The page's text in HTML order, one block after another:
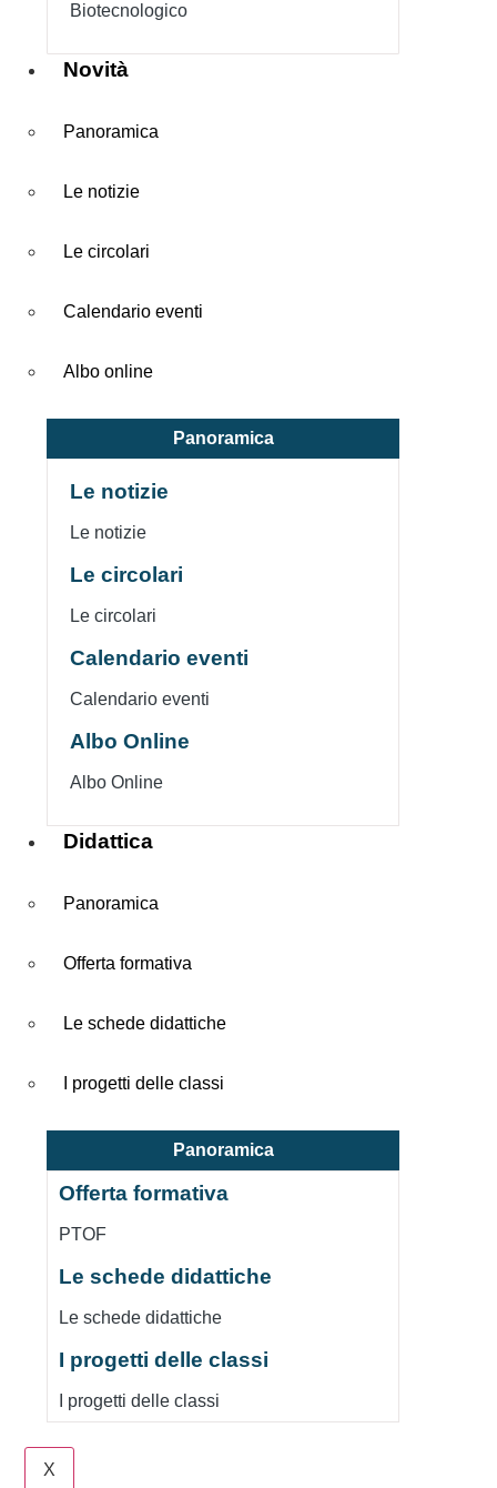
Biotecnologico
Novità
Panoramica
Le notizie
Le circolari
Calendario eventi
Albo online
Panoramica
Le notizie
Le notizie
Le circolari
Le circolari
Calendario eventi
Calendario eventi
Albo Online
Albo Online
Didattica
Panoramica
Offerta formativa
Le schede didattiche
I progetti delle classi
Panoramica
Offerta formativa
PTOF
Le schede didattiche
Le schede didattiche
I progetti delle classi
I progetti delle classi
X